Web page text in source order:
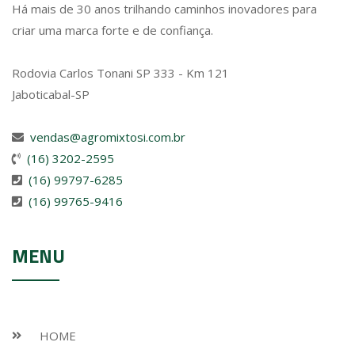
Há mais de 30 anos trilhando caminhos inovadores para
criar uma marca forte e de confiança.
Rodovia Carlos Tonani SP 333 - Km 121
Jaboticabal-SP
vendas@agromixtosi.com.br
(16) 3202-2595
(16) 99797-6285
(16) 99765-9416
MENU
HOME